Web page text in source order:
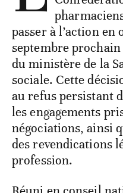
passer à l’action
septembre prochain
du ministère de la
sociale. Cette
au refus persistant
les engagements
négociations, ainsi
des revendications
profession.